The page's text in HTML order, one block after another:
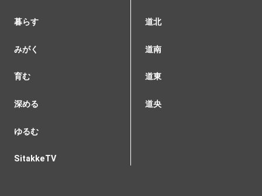
暮らす
みがく
育む
深める
ゆるむ
SitakkeTV
道北
道南
道東
道央